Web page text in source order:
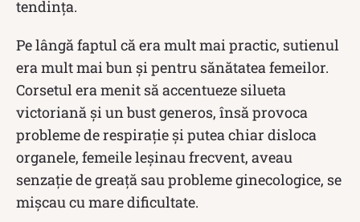
tendinţa.
Pe lângă faptul că era mult mai practic, sutienul
era mult mai bun și pentru sănătatea femeilor.
Corsetul era menit să accentueze silueta
victoriană și un bust generos, însă provoca
probleme de respiraţie şi putea chiar disloca
organele, femeile leşinau frecvent, aveau
senzaţie de greaţă sau probleme ginecologice, se
mişcau cu mare dificultate.